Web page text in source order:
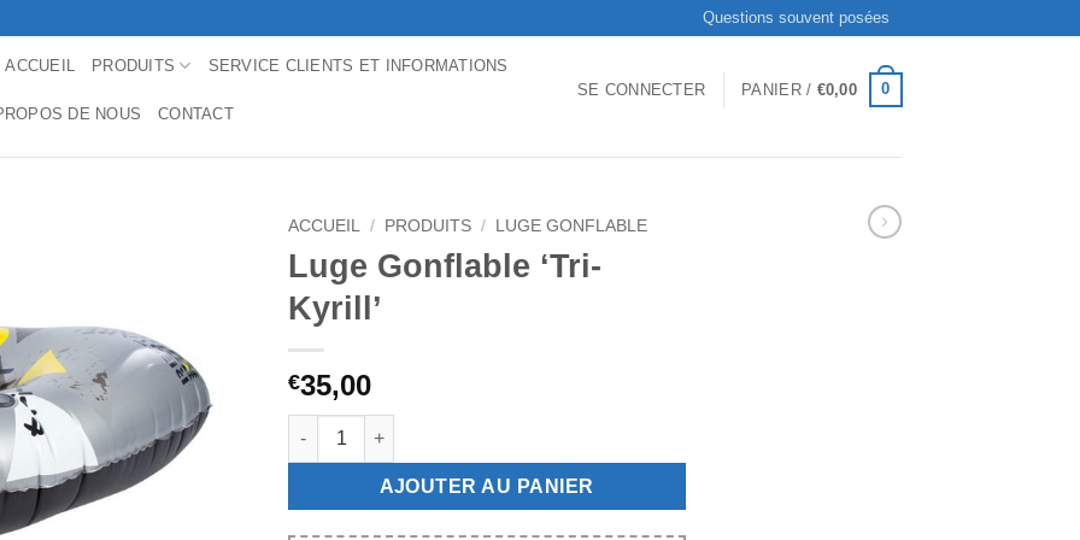
Questions souvent posées
ACCUEIL PRODUITS SERVICE CLIENTS ET INFORMATIONS
DE NOUS CONTACT
SE CONNECTER PANIER / €0,00 0
ACCUEIL / PRODUITS / LUGE GONFLABLE
Luge Gonflable ‘Tri-
Kyrill’
€35,00
quantité de Luge Gonflable 'Tri-Kyrill'
AJOUTER AU PANIER